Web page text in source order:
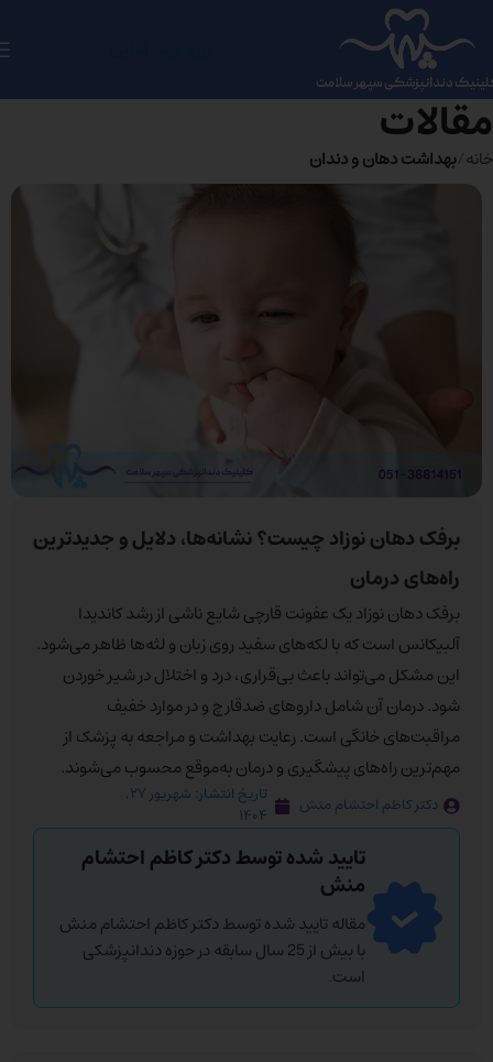
مقالات
خانه بهداشت دهان و دندان
برفک دهان نوزاد چیست؟ نشانه‌ها، دلایل و جدیدترین
راه‌های درمان
برفک دهان نوزاد یک عفونت قارچی شایع ناشی از رشد کاندیدا
آلبیکانس است که با لکه‌های سفید روی زبان و لثه‌ها ظاهر می‌شود.
این مشکل می‌تواند باعث بی‌قراری، درد و اختلال در شیر خوردن
شود. درمان آن شامل داروهای ضدقارچ و در موارد خفیف
مراقبت‌های خانگی است. رعایت بهداشت و مراجعه به پزشک از
مهم‌ترین راه‌های پیشگیری و درمان به‌موقع محسوب می‌شوند.
دکتر کاظم احتشام منش تاریخ انتشار:
شهریور ۲۷,
۱۴۰۴
تایید شده توسط دکتر کاظم احتشام
منش
مقاله تایید شده توسط دکتر کاظم احتشام منش
با بیش از 25 سال سابقه در حوزه دندانپزشکی
است.